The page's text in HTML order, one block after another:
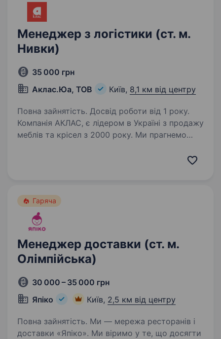
Менеджер з логістики (ст. м.
Нивки)
35 000 грн
Аклас.Юа, ТОВ
Київ, 8,1 км від центру
Повна зайнятість. Досвід роботи від 1 року.
Компанія АКЛАС, є лідером в Україні з продажу
меблів та крісел з 2000 року. Ми прагнемо
а й різні види сервісних та споживчих послуг.
Гаряча
Менеджер доставки (ст. м.
Олімпійська)
30 000 – 35 000 грн
Япіко
Київ, 2,5 км від центру
Повна зайнятість. Ми — мережа ресторанів і
доставки «Япіко». Ми віримо у те, що досягти